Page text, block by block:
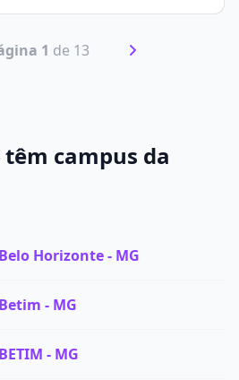
1 de 13
campus da
Horizonte - MG
- MG
- MG